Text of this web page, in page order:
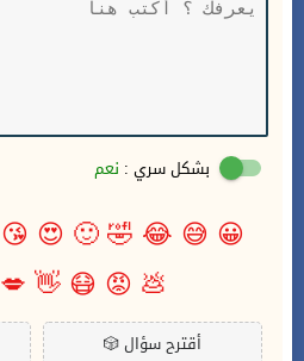
بشكل سري : نعم
😀
😅
😂
🤣
🙂
😍
😘
💩
😡
😷
👋
💋
🎲أقترح سؤال